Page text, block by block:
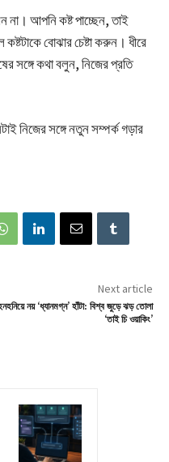
না। আপনি কষ্ট পাচ্ছেন, তাই
কষ্টটাকে বোঝার চেষ্টা করুন। ধীরে
সঙ্গে কথা বলুন, নিজের প্রতি
নিজের সঙ্গে নতুন সম্পর্ক গড়ার
Next article
নয় ‘ধ্যানমগ্ন’ হাঁটা: বিশ্ব জুড়ে ঝড় তোলা
‘তাই চি ওয়াকিং’